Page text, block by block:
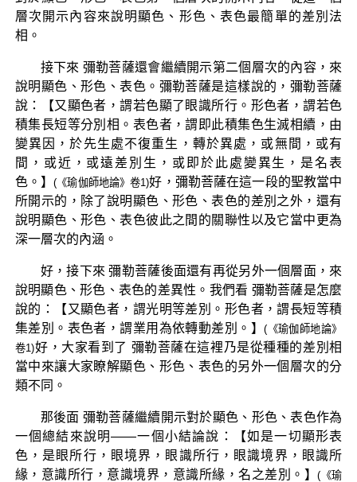
層次開示內容來說明顯色、形色、表色最簡單的差別法
相。
接下來 彌勒菩薩還會繼續開示第二個層次的內容，來
說明顯色、形色、表色。彌勒菩薩是這樣說的，彌勒菩薩
說：【又顯色者，謂若色顯了眼識所行。形色者，謂若色
積集長短等分別相。表色者，謂即此積集色生滅相續，由
變異因，於先生處不復重生，轉於異處，或無間，或有
間，或近，或遠差別生，或即於此處變異生，是名表
色。】(《瑜伽師地論》卷1)好，彌勒菩薩在這一段的聖教當中
所開示的，除了說明顯色、形色、表色的差別之外，還有
說明顯色、形色、表色彼此之間的關聯性以及它當中更為
深一層次的內涵。
好，接下來 彌勒菩薩後面還有再從另外一個層面，來
說明顯色、形色、表色的差異性。我們看 彌勒菩薩是怎麼
說的：【又顯色者，謂光明等差別。形色者，謂長短等積
集差別。表色者，謂業用為依轉動差別。】(《瑜伽師地論》
卷1)好，大家看到了 彌勒菩薩在這裡乃是從種種的差別相
當中來讓大家瞭解顯色、形色、表色的另外一個層次的分
類不同。
那後面 彌勒菩薩繼續開示對於顯色、形色、表色作為
一個總結來說明——一個小結論說：【如是一切顯形表
色，是眼所行，眼境界，眼識所行，眼識境界，眼識所
緣，意識所行，意識境界，意識所緣，名之差別。】(《瑜